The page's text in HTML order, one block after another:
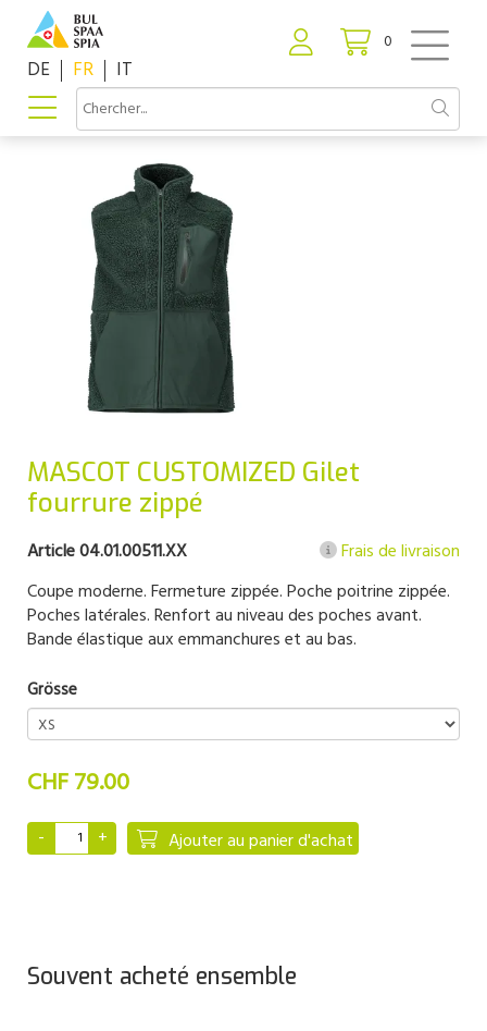
0
DE FR IT
MASCOT CUSTOMIZED Gilet
fourrure zippé
Article 04.01.00511.XX
Frais de livraison
Coupe moderne. Fermeture zippée. Poche poitrine zippée.
Poches latérales. Renfort au niveau des poches avant.
Bande élastique aux emmanchures et au bas.
Grösse
CHF 79.00
Ajouter au panier d'achat
Souvent acheté ensemble